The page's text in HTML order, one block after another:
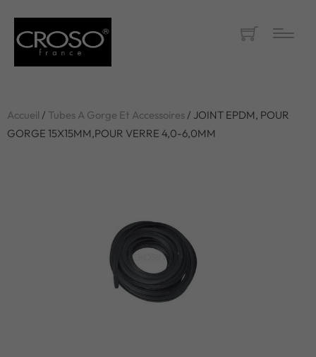
Accueil / Tubes A Gorge Et Accessoires/ JOINT EPDM, POUR
GORGE 15X15MM,POUR VERRE 4,0-6,0MM